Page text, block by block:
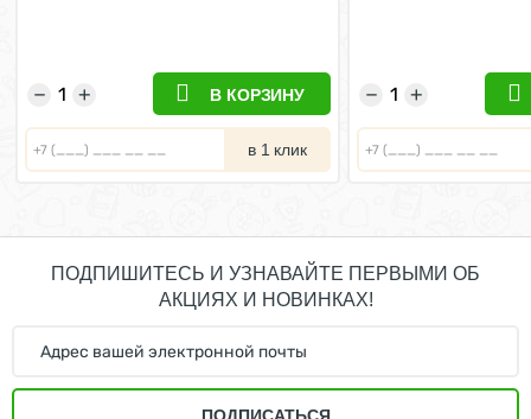
+
− В КОРЗИНУ
в 1 клик
+
−
ПОДПИШИТЕСЬ И УЗНАВАЙТЕ ПЕРВЫМИ ОБ
АКЦИЯХ И НОВИНКАХ!